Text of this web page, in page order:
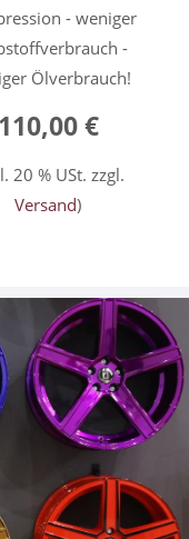
- weniger
-
Ölverbrauch!
110,00 €
20 % USt. zzgl.
Versand)